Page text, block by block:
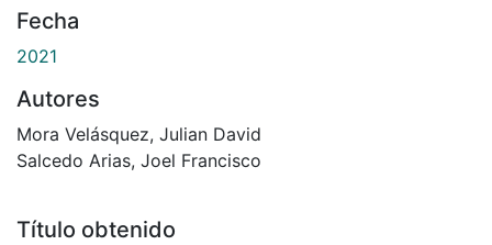
Fecha
2021
Autores
Mora Velásquez, Julian David
Salcedo Arias, Joel Francisco
Título obtenido